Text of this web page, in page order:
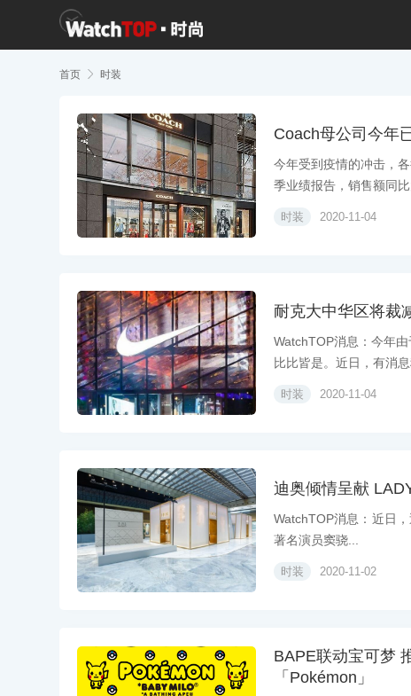
首页  时装
Coach母公司今年
今年受到疫情的冲击，
季业绩报告，销售额同比
时装 2020-11-04
耐克大中华区将裁
WatchTOP消息：今年
比比皆是。近日，有消息
时装 2020-11-04
迪奥倾情呈献
WatchTOP消息：近日
著名演员窦骁...
时装 2020-11-02
BAPE联动宝可梦
「Pokémon」